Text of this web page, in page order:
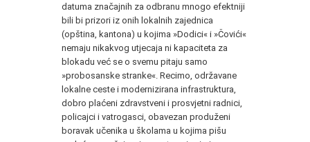
datuma značajnih za odbranu mnogo efektniji
bili bi prizori iz onih lokalnih zajednica
(opština, kantona) u kojima »Dodici« i »Čovići«
nemaju nikakvog utjecaja ni kapaciteta za
blokadu već se o svemu pitaju samo
»probosanske stranke«. Recimo, održavane
lokalne ceste i modernizirana infrastruktura,
dobro plaćeni zdravstveni i prosvjetni radnici,
policajci i vatrogasci, obavezan produženi
boravak učenika u školama u kojima pišu